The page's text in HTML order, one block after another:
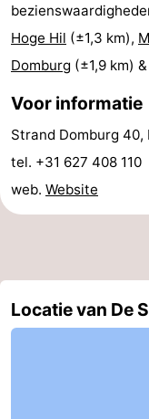
Walcherse
bos
Dishoek
-
Middelburg
Zeeuws-
Vlaanderen
-
Nieuwvliet
-
Sluis
-
Natuur
Het
Weer
Contact
Hoge Hil (±1,3 km),
Domburg (±1,9 km) &
Voor informatie
Strand Domburg 40,
tel. +31 627 408 110
web. Website
Locatie van De